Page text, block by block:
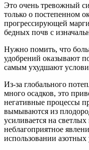
Это очень тревожный
только о постепенном
прогрессирующей
бедных почв с
Нужно помить, что
удобрений оказывают
самым ухудшают
Из-за глобального
много осадков, это
негативные процессы
вымываются из
усиливается на
неблагоприятное
использовании азотных